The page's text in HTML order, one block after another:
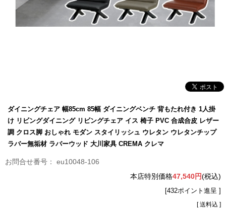
ダイニングチェア 幅85cm 85幅 ダイニングベンチ 背もたれ付き 1人掛
け リビングダイニング リビングチェア イス 椅子 PVC 合成合皮 レザー
調 クロス脚 おしゃれ モダン スタイリッシュ ウレタン ウレタンチップ
ラバー無垢材 ラバーウッド 大川家具 CREMA クレマ
eu10048-106
本店特別価格47,540円(税込)
[432ポイント進呈 ]
[ 送料込 ]